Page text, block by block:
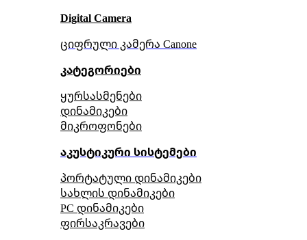
Digital Camera
ციფრული კამერა Сanone
კატეგორიები
ყურსასმენები
დინამიკები
მიკროფონები
აკუსტიკური სისტემები
პორტატული დინამიკები
სახლის დინამიკები
PC დინამიკები
ფირსაკრავები